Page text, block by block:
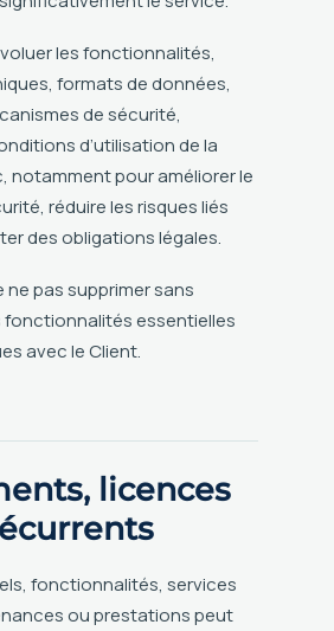
les fonctionnalités,
formats de données,
de sécurité,
d’utilisation de la
notamment pour améliorer le
réduire les risques liés
des obligations légales.
ne pas supprimer sans
essentielles
avec le Client.
licences
fonctionnalités, services
ou prestations peut